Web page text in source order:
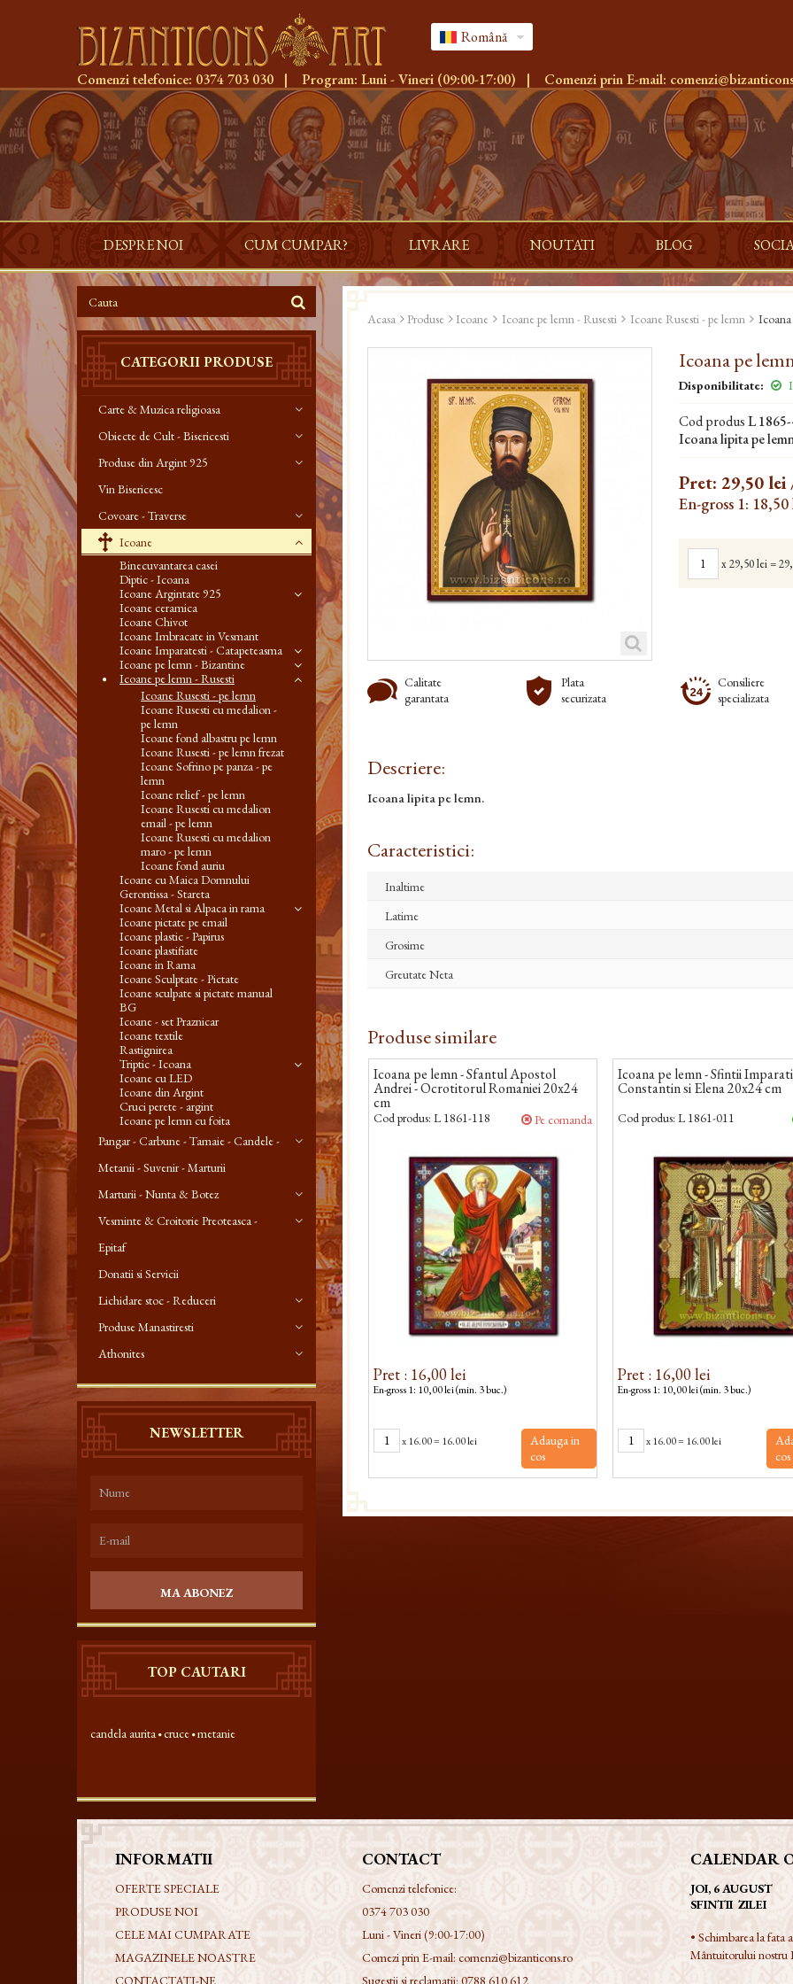
Română
Comenzi telefonice: 0374 703 030 | Program: Luni - Vineri (09:00-17:00) | Comenzi prin E-mail:
DESPRE NOI CUM CUMPAR? LIVRARE NOUTATI BLOG
CATEGORII PRODUSE
Carte & Muzica religioasa
Obiecte de Cult - Bisericesti
Produse din Argint 925
Vin Bisericesc
Covoare - Traverse
Icoane
Binecuvantarea casei
Diptic - Icoana
Icoane Argintate 925
Icoane ceramica
Icoane Chivot
Icoane Imbracate in Vesmant
Icoane Imparatesti - Catapeteasma
Icoane pe lemn - Bizantine
Icoane pe lemn - Rusesti
Icoane Rusesti - pe lemn
Icoane Rusesti cu medalion -
pe lemn
Icoane fond albastru pe lemn
Icoane Rusesti - pe lemn frezat
Icoane Sofrino pe panza - pe
lemn
Icoane relief - pe lemn
Icoane Rusesti cu medalion
email - pe lemn
Icoane Rusesti cu medalion
maro - pe lemn
Icoane fond auriu
Icoane cu Maica Domnului
Gerontissa - Stareta
Icoane Metal si Alpaca in rama
Icoane pictate pe email
Icoane plastic - Papirus
Icoane plastifiate
Icoane in Rama
Icoane Sculptate - Pictate
Icoane sculpate si pictate manual
BG
Icoane - set Praznicar
Icoane textile
Rastignirea
Triptic - Icoana
Icoane cu LED
Icoane din Argint
Cruci perete - argint
Icoane pe lemn cu foita
Pangar - Carbune - Tamaie - Candele -
Metanii - Suvenir - Marturii
Marturii - Nunta & Botez
Vesminte & Croitorie Preoteasca -
Epitaf
Donatii si Servicii
Lichidare stoc - Reduceri
Produse Manastiresti
Athonites
NEWSLETTER
MA ABONEZ
TOP CAUTARI
candela aurita cruce metanie
Acasa Produse Icoane Icoane pe lemn - Rusesti Icoane Rusesti - pe lemn
Icoana pe
Disponibilitate:
Cod produsL
Icoana lipita pe
Pret: 29,50 lei
En-gross 1:
x29,50 lei=
Calitate
garantata
Plata
securizata
Consiliere
specializata
Descriere:
Icoana lipita pe lemn.
Caracteristici:
Inaltime
Latime
Grosime
Greutate Neta
Produse similare
Icoana pe lemn - Sfantul Apostol
Andrei - Ocrotitorul Romaniei 20x24
cm
Cod produs: L 1861-118 Pe comanda
Pret : 16,00 lei
En-gross 1: 10,00 lei (min. 3 buc.)
x16.00= 16.00 lei
Adauga in
cos
Icoana pe lemn - Sfintii Imparati
Constantin si Elena 20x24 cm
Cod produs: L 1861-011
Pret : 16,00 lei
En-gross 1: 10,00 lei (min. 3 buc.)
x16.00= 16.00 lei
cos
INFORMATII
OFERTE SPECIALE
PRODUSE NOI
CELE MAI CUMPARATE
MAGAZINELE NOASTRE
CONTACTATI-NE
CONTACT
Comenzi telefonice:
0374 703 030
Luni - Vineri (9:00-17:00)
Comezi prin E-mail: comenzi@bizanticons.ro
Sugestii si reclamatii: 0788 610 612
CALENDAR
JOI, 6 AUGUST
SFINTII ZILEI
• Schimbarea la fata
Mântuitorului nostru